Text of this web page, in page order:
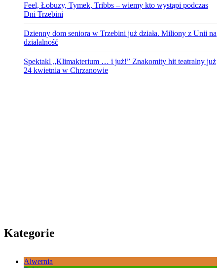
Feel, Łobuzy, Tymek, Tribbs – wiemy kto wystąpi podczas
Dni Trzebini
Dzienny dom seniora w Trzebini już działa. Miliony z Unii na
działalność
Spektakl „Klimakterium … i już!” Znakomity hit teatralny już
24 kwietnia w Chrzanowie
Kategorie
Alwernia